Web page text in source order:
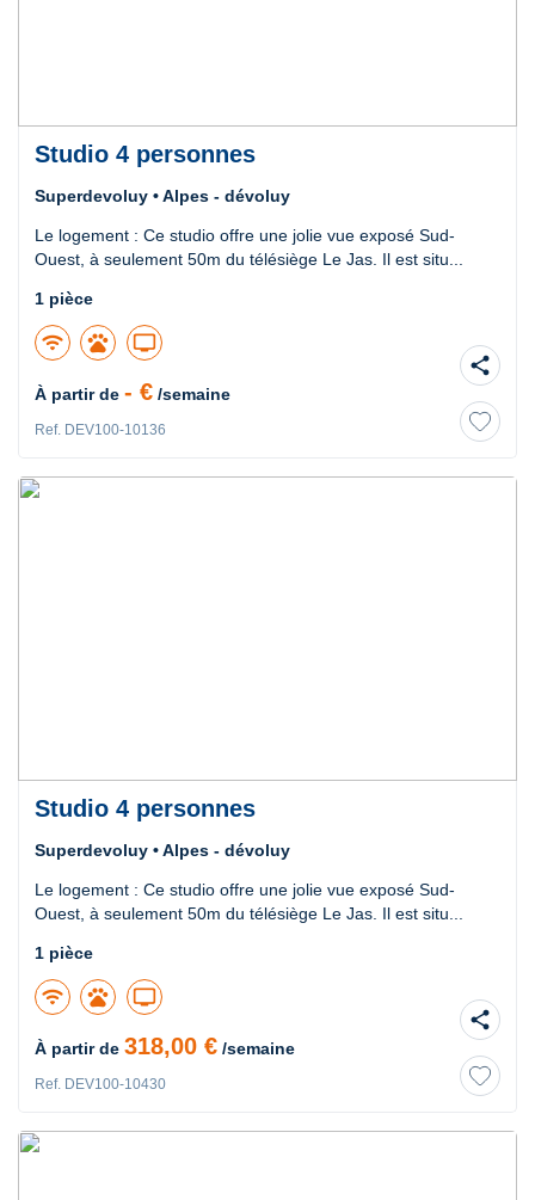
Studio 4 personnes
Superdevoluy • Alpes - dévoluy
Le logement : Ce studio offre une jolie vue exposé Sud-
Ouest, à seulement 50m du télésiège Le Jas. Il est situ...
1 pièce
wifi pets tv
À partir de - € /semaine
Ref. DEV100-10136
share
Studio 4 personnes
Superdevoluy • Alpes - dévoluy
Le logement : Ce studio offre une jolie vue exposé Sud-
Ouest, à seulement 50m du télésiège Le Jas. Il est situ...
1 pièce
wifi pets tv
À partir de 318,00 € /semaine
Ref. DEV100-10430
share